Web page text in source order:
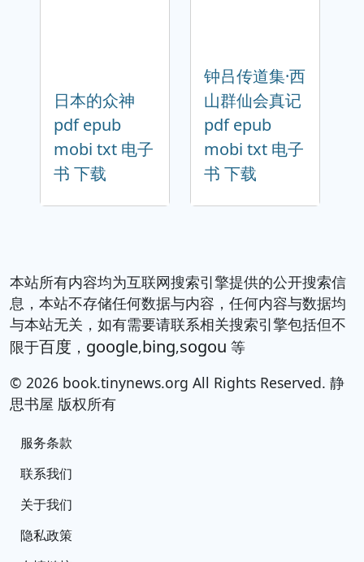
日本的众神
pdf epub
mobi txt 电子
书 下载
钟吕传道集·西
山群仙会真记
pdf epub
mobi txt 电子
书 下载
本站所有内容均为互联网搜索引擎提供的公开搜索信
息，本站不存储任何数据与内容，任何内容与数据均
与本站无关，如有需要请联系相关搜索引擎包括但不
限于百度 ， google,bing,sogou 等
© 2026 book.tinynews.org All Rights Reserved. 静
思书屋 版权所有
服务条款
联系我们
关于我们
隐私政策